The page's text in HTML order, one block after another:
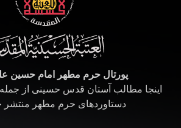
پورتال حرم مطهر امام حسین
اینجا مطالب آستان قدس حسینی از جمله
دستاوردهای حرم مطهر منتشر